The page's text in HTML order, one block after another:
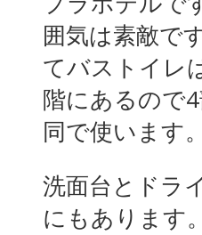
囲気は素敵で
てバストイレ
階にあるので
同で使います。
洗面台とドラ
にもあります。